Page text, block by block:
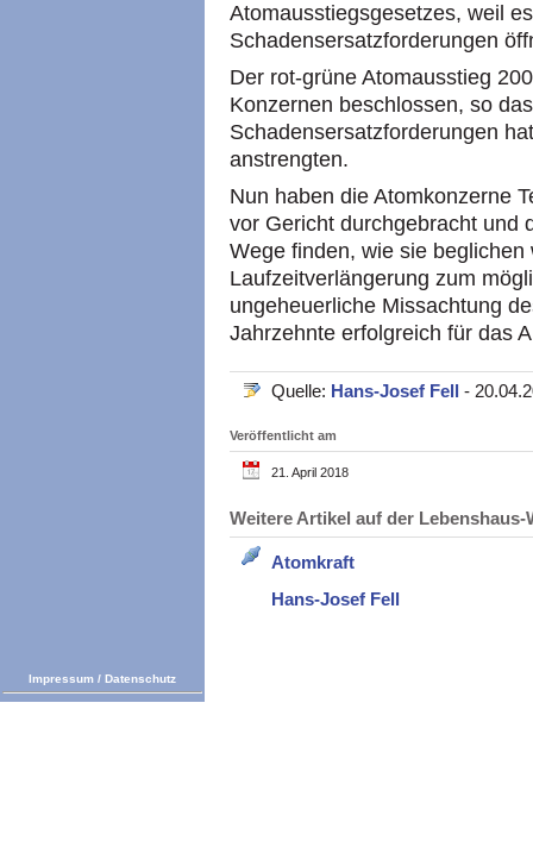
Atomausstiegsgesetzes, weil
Schadensersatzforderungen
Der rot-grüne Atomausstieg
Konzernen beschlossen, so
Schadensersatzforderungen
anstrengten.
Nun haben die Atomkonzerne
vor Gericht durchgebracht und
Wege finden, wie sie
Laufzeitverlängerung zum
ungeheuerliche Missachtung
Jahrzehnte erfolgreich für das
Quelle: Hans-Josef Fell -
Veröffentlicht am
21. April 2018
Weitere Artikel auf der
Atomkraft
Hans-Josef Fell
Impressum / Datenschutz